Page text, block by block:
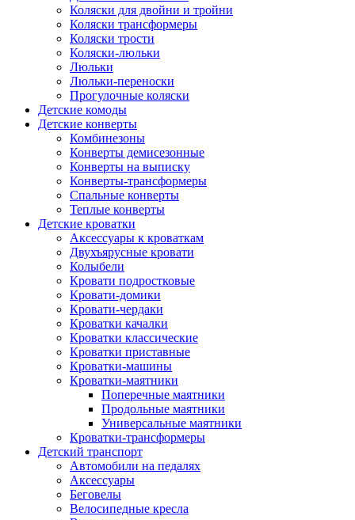
Коляски для двойни и тройни
Коляски трансформеры
Коляски трости
Коляски-люльки
Люльки
Люльки-переноски
Прогулочные коляски
Детские комоды
Детские конверты
Комбинезоны
Конверты демисезонные
Конверты на выписку
Конверты-трансформеры
Спальные конверты
Теплые конверты
Детские кроватки
Аксессуары к кроваткам
Двухъярусные кровати
Колыбели
Кровати подростковые
Кровати-домики
Кровати-чердаки
Кроватки качалки
Кроватки классические
Кроватки приставные
Кроватки-машины
Кроватки-маятники
Поперечные маятники
Продольные маятники
Универсальные маятники
Кроватки-трансформеры
Детский транспорт
Автомобили на педалях
Аксессуары
Беговелы
Велосипедные кресла